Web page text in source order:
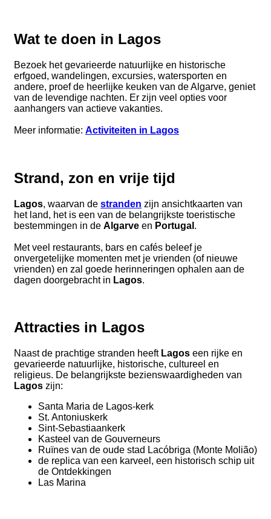
Wat te doen in Lagos
Bezoek het gevarieerde natuurlijke en historische
erfgoed, wandelingen, excursies, watersporten en
andere, proef de heerlijke keuken van de Algarve, geniet
van de levendige nachten. Er zijn veel opties voor
aanhangers van actieve vakanties.
Meer informatie: Activiteiten in Lagos
Strand, zon en vrije tijd
Lagos, waarvan de stranden zijn ansichtkaarten van
het land, het is een van de belangrijkste toeristische
bestemmingen in de Algarve en Portugal .
Met veel restaurants, bars en cafés beleef je
onvergetelijke momenten met je vrienden (of nieuwe
vrienden) en zal goede herinneringen ophalen aan de
dagen doorgebracht in Lagos.
Attracties in Lagos
Naast de prachtige stranden heeft Lagos een rijke en
gevarieerde natuurlijke, historische, cultureel en
religieus. De belangrijkste bezienswaardigheden van
Lagos zijn:
Santa Maria de Lagos-kerk
St. Antoniuskerk
Sint-Sebastiaankerk
Kasteel van de Gouverneurs
Ruïnes van de oude stad Lacóbriga (Monte Molião)
de replica van een karveel, een historisch schip uit
de Ontdekkingen
Las Marina